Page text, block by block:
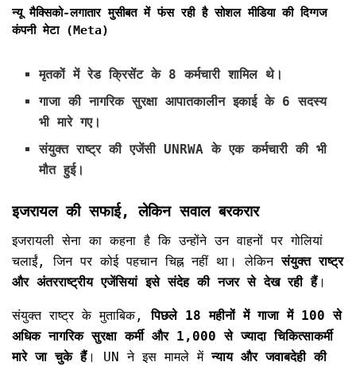
न्यू मैक्सिको-लगातार मुसीबत में फंस रही है सोशल मीडिया की दिग्गज
कंपनी मेटा (Meta)
मृतकों मेंरेड क्रिसेंट के 8 कर्मचारीशामिल थे।
गाजा की नागरिक सुरक्षा आपातकालीन इकाई के 6 सदस्य
भी मारे गए।
संयुक्त राष्ट्र की एजेंसी UNRWA के एक कर्मचारीकी भी
मौत हुई।
इजरायल की सफाई, लेकिन सवाल बरकरार
इजरायली सेना का कहना है कि उन्होंने उन वाहनों पर गोलियां
चलाईं, जिन पर कोई पहचान चिह्न नहीं था। लेकिनसंयुक्त राष्ट्र
और अंतरराष्ट्रीय एजेंसियां इसे संदेह की नजर से देख रही हैं।
संयुक्त राष्ट्र के मुताबिक,पिछले 18 महीनों में गाजा में 100 से
अधिक नागरिक सुरक्षा कर्मी और 1,000 से ज्यादा चिकित्साकर्मी
मारे जा चुके हैं। UN ने इस मामले मेंन्याय और जवाबदेही की